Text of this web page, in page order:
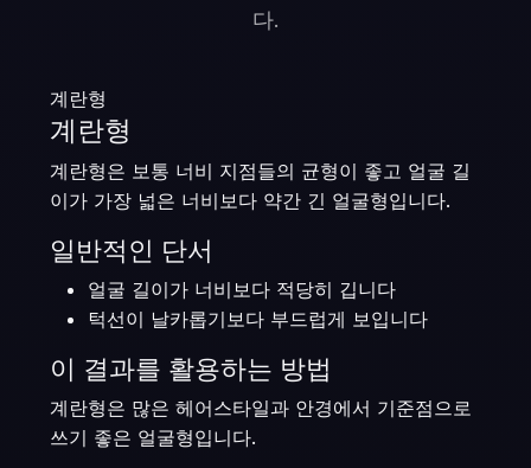
다.
계란형
계란형
계란형은 보통 너비 지점들의 균형이 좋고 얼굴 길
이가 가장 넓은 너비보다 약간 긴 얼굴형입니다.
일반적인 단서
얼굴 길이가 너비보다 적당히 깁니다
턱선이 날카롭기보다 부드럽게 보입니다
이 결과를 활용하는 방법
계란형은 많은 헤어스타일과 안경에서 기준점으로
쓰기 좋은 얼굴형입니다.